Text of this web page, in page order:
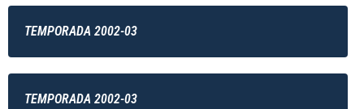
TEMPORADA 2002-03
TEMPORADA 2002-03